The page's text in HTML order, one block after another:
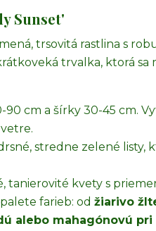
Sunset'
trsovitá rastlina s
trvalka, ktorá sa
90 cm a šírky 30-45 cm.
stredne zelené listy,
tanierovité kvety s
farieb: od žiarivo
alebo mahagónovú